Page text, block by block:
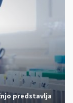
predstavlja